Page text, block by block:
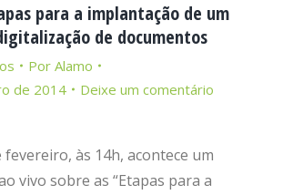
para a implantação de um
de documentos
Por Alamo
de 2014
Deixe um comentário
fevereiro, às 14h, acontece um
vivo sobre as “Etapas para a